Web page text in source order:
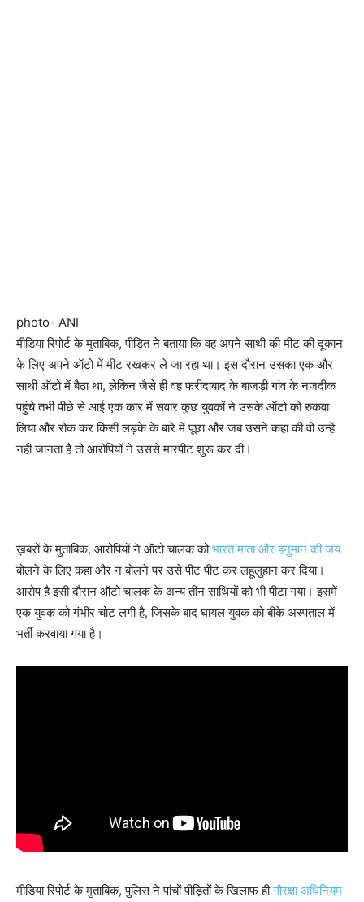
photo- ANI
मीडिया रिपोर्ट के मुताबिक, पीड़ित ने बताया कि वह अपने साथी की मीट की दूकान
के लिए अपने ऑटो में मीट रखकर ले जा रहा था। इस दौरान उसका एक और
साथी ऑटो में बैठा था, लेकिन जैसे ही वह फरीदाबाद के बाजड़ी गांव के नजदीक
पहुंचे तभी पीछे से आई एक कार में सवार कुछ युवकों ने उसके ऑटो को रुकवा
लिया और रोक कर किसी लड़के के बारे में पूछा और जब उसने कहा की वो उन्हें
नहीं जानता है तो आरोपियों ने उससे मारपीट शुरू कर दी।
ख़बरों के मुताबिक, आरोपियों ने ऑटो चालक कोभारत माता और हनुमान की जय
बोलने के लिए कहा और न बोलने पर उसे पीट पीट कर लहूलुहान कर दिया।
आरोप है इसी दौरान ऑटो चालक के अन्य तीन साथियों को भी पीटा गया। इसमें
एक युवक को गंभीर चोट लगी है, जिसके बाद घायल युवक को बीके अस्पताल में
भर्ती करवाया गया है।
मीडिया रिपोर्ट के मुताबिक, पुलिस ने पांचों पीड़ितों के खिलाफ हीगौरक्षा अधिनियम